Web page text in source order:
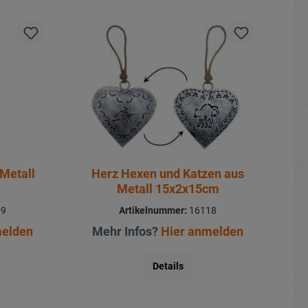
Herz Hexen und Katzen aus
Metall 15x2x15cm
Artikelnummer: 16118
Mehr Infos? Hier anmelden
Details